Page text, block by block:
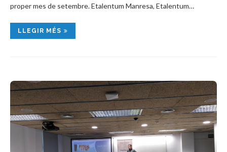
proper mes de setembre. Etalentum Manresa, Etalentum…
LLEGIR MÉS